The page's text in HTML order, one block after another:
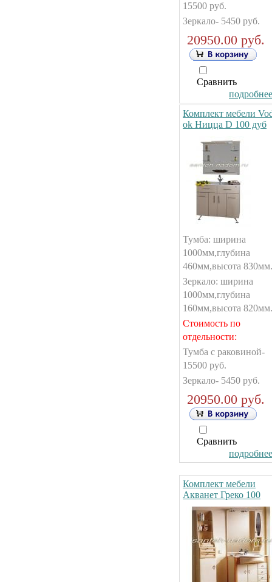
15500 руб.
Зеркало- 5450 руб.
20950.00 руб.
Сравнить
Комплект мебели
ok Ницца D 100 дуб
Тумба: ширина
1000мм,глубина
460мм,высота 830мм.
Зеркало: ширина
1000мм,глубина
160мм,высота 820мм.
Стоимость по
отдельности:
Тумба с раковиной-
15500 руб.
Зеркало- 5450 руб.
20950.00 руб.
Сравнить
Комплект мебели
Акванет Греко 100